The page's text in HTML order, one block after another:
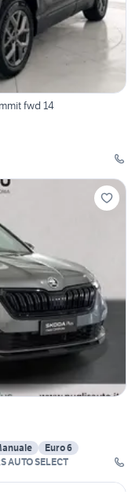
fwd 14
Euro 6
PUGLISAUTO - PUGLISI MOTORS AUTO SELECT